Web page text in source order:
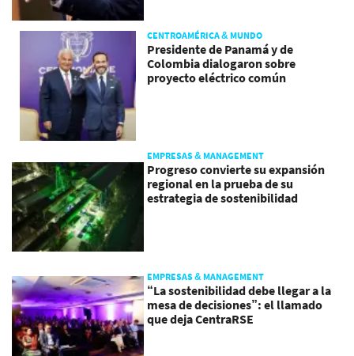
CENTROAMÉRICA & MUNDO
Presidente de Panamá y de
Colombia dialogaron sobre
proyecto eléctrico común
EMPRESAS & MANAGEMENT
Progreso convierte su expansión
regional en la prueba de su
estrategia de sostenibilidad
EMPRESAS & MANAGEMENT
“La sostenibilidad debe llegar a la
mesa de decisiones”: el llamado
que deja CentraRSE